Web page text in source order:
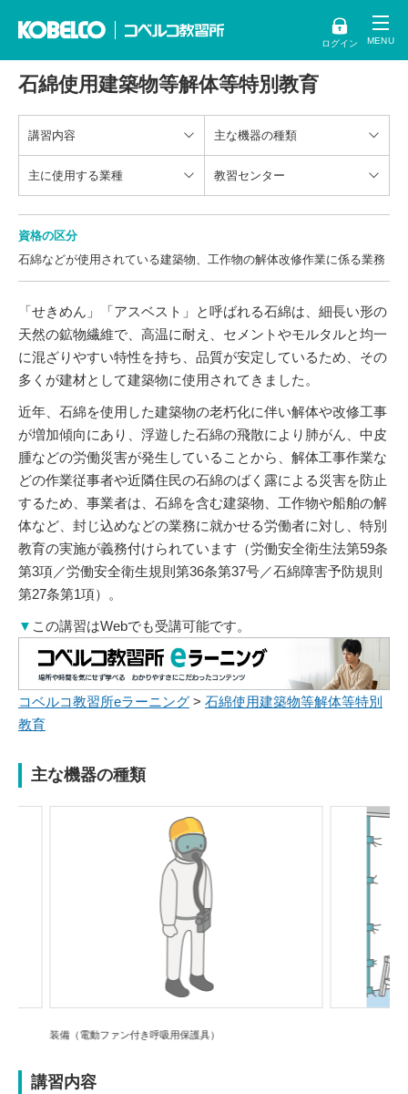
ログイン
石綿使用建築物等解体等特別教育
講習内容 主な機器の種類
主に使用する業種 教習センター
資格の区分
石綿などが使用されている建築物、工作物の解体改修作業に係る業務
「せきめん」「アスベスト」と呼ばれる石綿は、細長い形の
天然の鉱物繊維で、高温に耐え、セメントやモルタルと均一
に混ざりやすい特性を持ち、品質が安定しているため、その
多くが建材として建築物に使用されてきました。
近年、石綿を使用した建築物の老朽化に伴い解体や改修工事
が増加傾向にあり、浮遊した石綿の飛散により肺がん、中皮
腫などの労働災害が発生していることから、解体工事作業な
どの作業従事者や近隣住民の石綿のばく露による災害を防止
するため、事業者は、石綿を含む建築物、工作物や船舶の解
体など、封じ込めなどの業務に就かせる労働者に対し、特別
教育の実施が義務付けられています（労働安全衛生法第59条
第3項／労働安全衛生規則第36条第37号／石綿障害予防規則
第27条第1項）。
▼ この講習はWebでも受講可能です。
コベルコ教習所eラーニング > 石綿使用建築物等解体等特別
教育
主な機器の種類
吸用保護具）
Next
講習内容